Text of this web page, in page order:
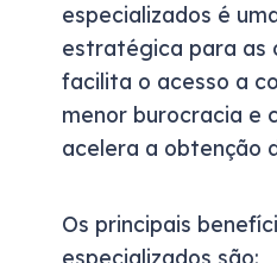
especializados é
estratégica para as
facilita o acesso a
menor burocracia e
acelera a obtenção
Os principais
especializados são: